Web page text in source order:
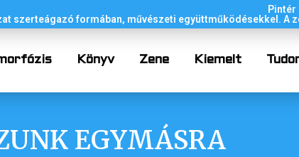
szerteágazó formában, művészeti együttműködésekkel. A
Könyv Zene Kiemelt
EGYMÁSRA